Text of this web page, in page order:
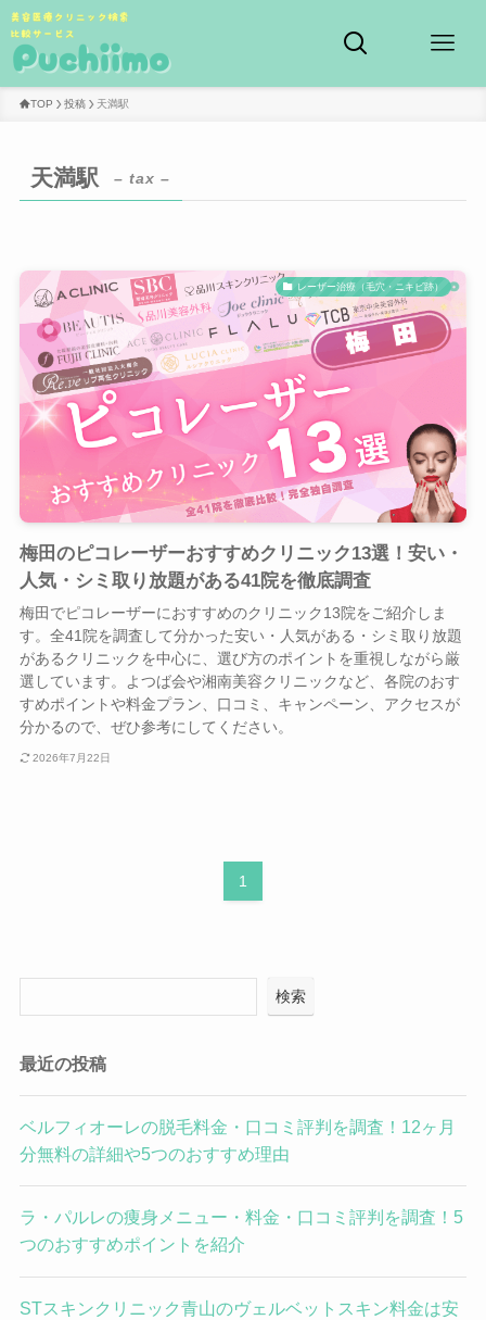
TOP 投稿 天満駅
天満駅 – tax –
レーザー治療（毛穴・ニキビ跡）
梅田のピコレーザーおすすめクリニック13選！安い・
人気・シミ取り放題がある41院を徹底調査
梅田でピコレーザーにおすすめのクリニック13院をご紹介しま
す。全41院を調査して分かった安い・人気がある・シミ取り放題
があるクリニックを中心に、選び方のポイントを重視しながら厳
選しています。よつば会や湘南美容クリニックなど、各院のおす
すめポイントや料金プラン、口コミ、キャンペーン、アクセスが
分かるので、ぜひ参考にしてください。
2026年7月22日
1
検索
最近の投稿
ベルフィオーレの脱毛料金・口コミ評判を調査！12ヶ月
分無料の詳細や5つのおすすめ理由
ラ・パルレの痩身メニュー・料金・口コミ評判を調査！5
つのおすすめポイントを紹介
STスキンクリニック青山のヴェルベットスキン料金は安